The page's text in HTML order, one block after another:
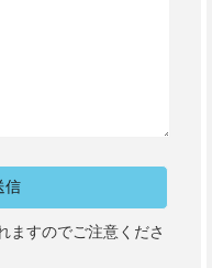
ますのでご注意くださ